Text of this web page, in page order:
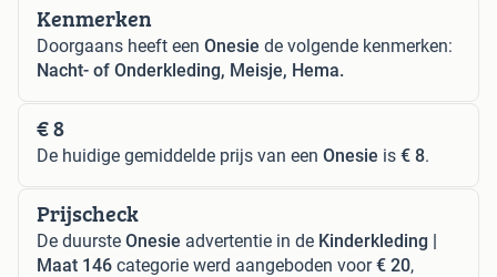
Kenmerken
Doorgaans heeft een Onesie de volgende kenmerken:
Nacht- of Onderkleding, Meisje, Hema.
€ 8
De huidige gemiddelde prijs van een Onesie is € 8.
Prijscheck
De duurste Onesie advertentie in de Kinderkleding |
Maat 146 categorie werd aangeboden voor€ 20,